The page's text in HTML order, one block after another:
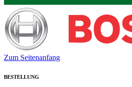
Zum Seitenanfang
BESTELLUNG